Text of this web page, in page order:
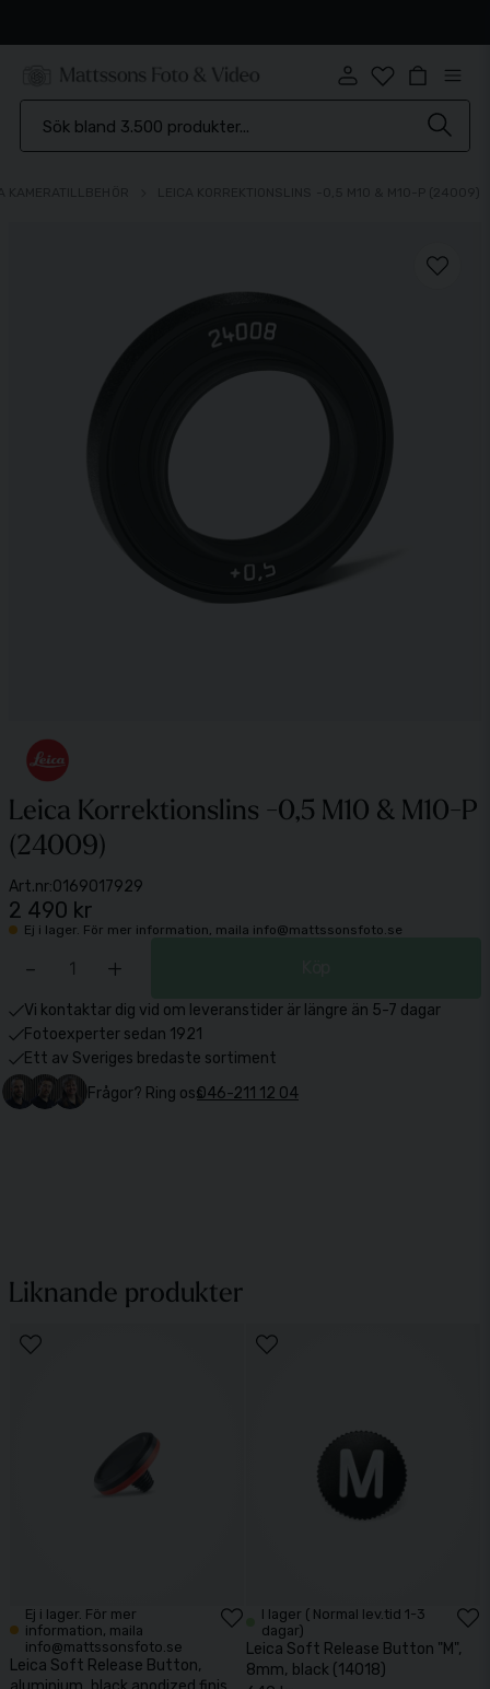
Leica Korrektionslins -0,5 M10 & M10-P
(24009)
Art.nr:0169017929
2 490 kr
Ej i lager. För mer information, maila info@mattssonsfoto.se
- +
Vi kontaktar dig vid om leveranstider är längre än 5-7 dagar
Fotoexperter sedan 1921
Ett av Sveriges bredaste sortiment
Frågor? Ring oss046-211 12 04
Liknande produkter
Ej i lager. För mer
information, maila
info@mattssonsfoto.se
Leica Soft Release Button,
I lager ( Normal lev.tid 1-3
dagar)
Leica Soft Release Button "M",
8mm, black (14018)